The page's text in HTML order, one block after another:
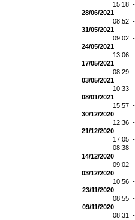
15:18 -
28/06/2021
08:52 -
31/05/2021
09:02 -
24/05/2021
13:06 -
17/05/2021
08:29 -
03/05/2021
10:33 -
08/01/2021
15:57 -
30/12/2020
12:36 -
21/12/2020
17:05 -
08:38 -
14/12/2020
09:02 -
03/12/2020
10:56 -
23/11/2020
08:55 -
09/11/2020
08:31 -